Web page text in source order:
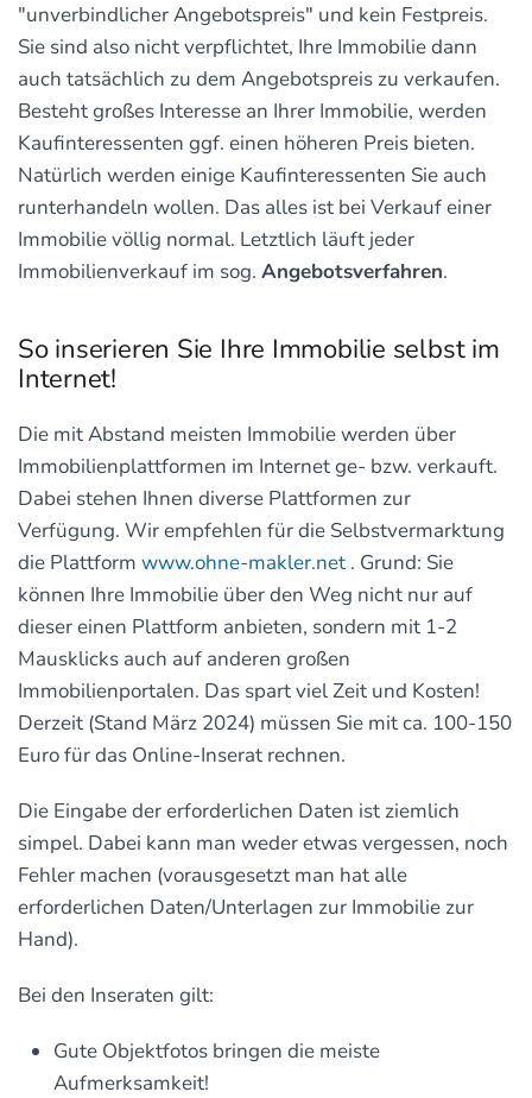
"unverbindlicher Angebotspreis" und kein Festpreis.
Sie sind also nicht verpflichtet, Ihre Immobilie dann
auch tatsächlich zu dem Angebotspreis zu verkaufen.
Besteht großes Interesse an Ihrer Immobilie, werden
Kaufinteressenten ggf. einen höheren Preis bieten.
Natürlich werden einige Kaufinteressenten Sie auch
runterhandeln wollen. Das alles ist bei Verkauf einer
Immobilie völlig normal. Letztlich läuft jeder
Immobilienverkauf im sog. Angebotsverfahren.
So inserieren Sie Ihre Immobilie selbst im
Internet!
Die mit Abstand meisten Immobilie werden über
Immobilienplattformen im Internet ge- bzw. verkauft.
Dabei stehen Ihnen diverse Plattformen zur
Verfügung. Wir empfehlen für die Selbstvermarktung
die Plattform www.ohne-makler.net . Grund: Sie
können Ihre Immobilie über den Weg nicht nur auf
dieser einen Plattform anbieten, sondern mit 1-2
Mausklicks auch auf anderen großen
Immobilienportalen. Das spart viel Zeit und Kosten!
Derzeit (Stand März 2024) müssen Sie mit ca. 100-150
Euro für das Online-Inserat rechnen.
Die Eingabe der erforderlichen Daten ist ziemlich
simpel. Dabei kann man weder etwas vergessen, noch
Fehler machen (vorausgesetzt man hat alle
erforderlichen Daten/Unterlagen zur Immobilie zur
Hand).
Bei den Inseraten gilt:
Gute Objektfotos bringen die meiste
Aufmerksamkeit!